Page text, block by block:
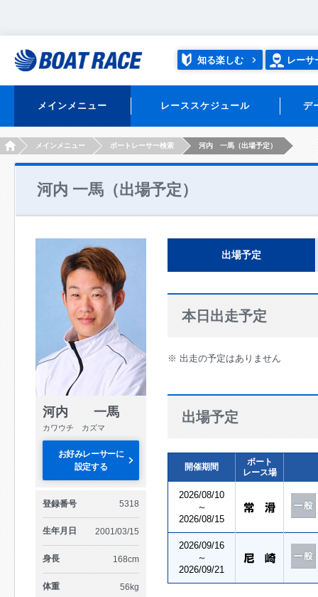
知る楽しむ レーサ
メインメニュー レーススケジュール デ
HOMEメインメニュー ボートレーサー検索 河内 一馬（出場予定）
河内 一馬（出場予定）
河内 一馬
カワウチ カズマ
お好みレーサーに
設定する
登録番号 5318
生年月日 2001/03/15
身長 168cm
体重 56kg
出場予定
本日出走予定
※ 出走の予定はありません
出場予定
開催期間
ボート
レース場
2026/08/10
～
2026/08/15
2026/09/16
～
2026/09/21